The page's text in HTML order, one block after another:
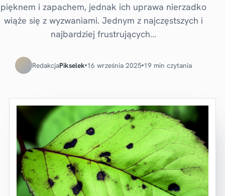
pięknem i zapachem, jednak ich uprawa nierzadko
wiąże się z wyzwaniami. Jednym z najczęstszych i
najbardziej frustrujących…
RedakcjaPikselek 16 września 2025 19 min czytania